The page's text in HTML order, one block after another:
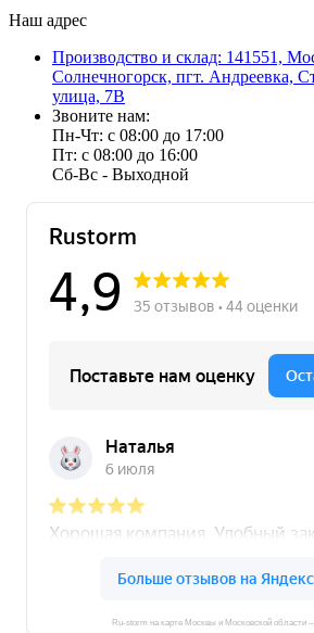
Наш адрес
Производство и склад: 141551,
Солнечногорск, пгт. Андреевка,
улица, 7В
Звоните нам:
Пн-Чт: с 08:00 до 17:00
Пт: с 08:00 до 16:00
Сб-Вс - Выходной
Ru-storm на карте Москвы и Московской области